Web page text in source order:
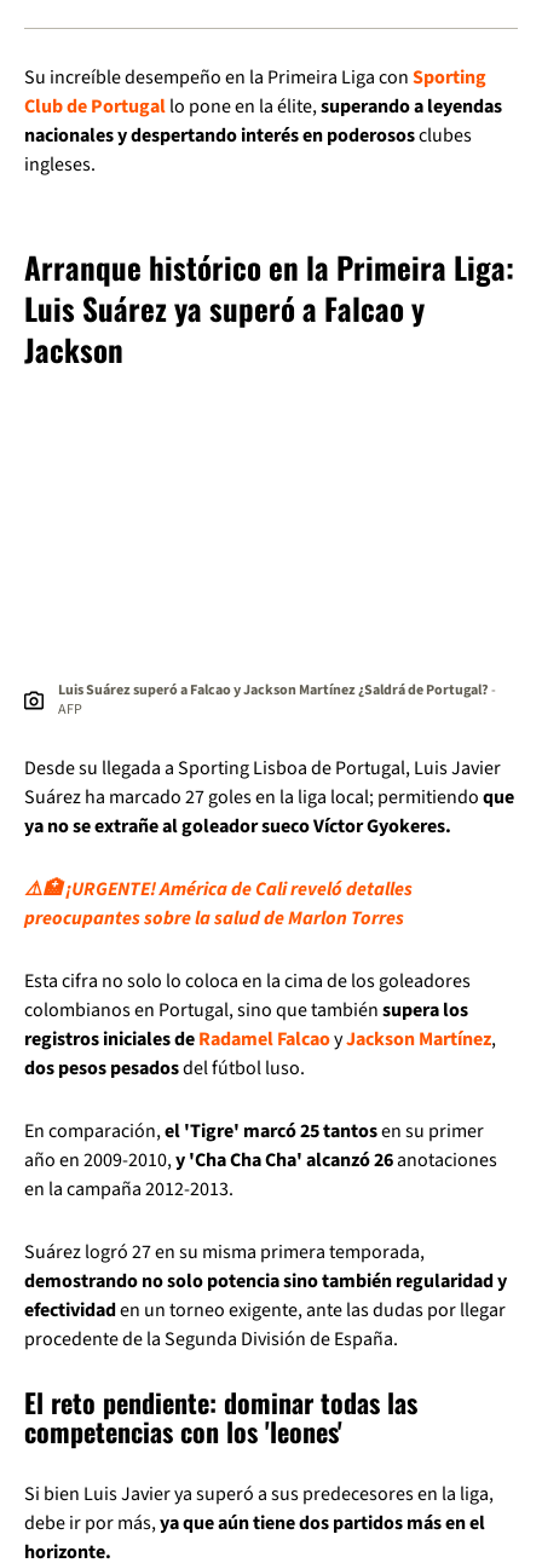
Su increíble desempeño en la Primeira Liga conSporting
Club de Portugallo pone en la élite,superando a leyendas
nacionales y despertando interés en poderososclubes
ingleses.
Arranque histórico en la Primeira Liga:
Luis Suárez ya superó a Falcao y
Jackson
Luis Suárez superó a Falcao y Jackson Martínez ¿Saldrá de Portugal?-
AFP
Desde su llegada a Sporting Lisboa de Portugal, Luis Javier
Suárez ha marcado 27 goles en la liga local; permitiendoque
ya no se extrañe al goleador sueco Víctor Gyokeres.
⚠️🏥 ¡URGENTE! América de Cali reveló detalles
preocupantes sobre la salud de Marlon Torres
Esta cifra no solo lo coloca en la cima de los goleadores
colombianos en Portugal, sino que tambiénsupera los
registros iniciales deRadamel FalcaoyJackson Martínez,
dos pesos pesadosdel fútbol luso.
En comparación,el 'Tigre' marcó 25 tantosen su primer
año en 2009-2010,y 'Cha Cha Cha' alcanzó 26anotaciones
en la campaña 2012-2013.
Suárez logró 27 en su misma primera temporada,
demostrando no solo potencia sino también regularidad y
efectividaden un torneo exigente, ante las dudas por llegar
procedente de la Segunda División de España.
El reto pendiente: dominar todas las
competencias con los 'leones'
Si bien Luis Javier ya superó a sus predecesores en la liga,
debe ir por más,ya que aún tiene dos partidos más en el
horizonte.